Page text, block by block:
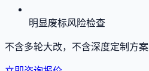
明显废标风险检查
不含多轮大改，不含深度定制方案